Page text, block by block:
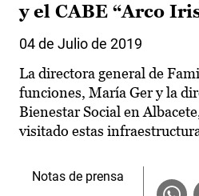
y el CABE “Arco
04 de Julio de 2019
La directora general de
funciones, María Ger y la
Bienestar Social en
visitado estas
Notas de prensa